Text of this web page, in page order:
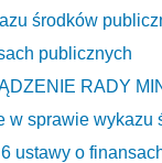
środków
publicznych
RADY
w sprawie
ustawy o